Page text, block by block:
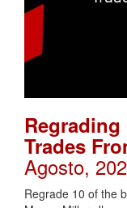
Trades
Agosto,
Regrade 10 of the